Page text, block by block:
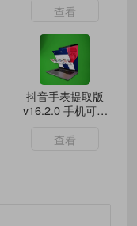
查看
抖音手表提取版
v16.2.0 手机可用
用极低
查看